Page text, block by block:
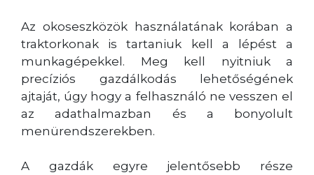
Az okoseszközök használatának korában a
traktorkonak is tartaniuk kell a lépést a
munkagépekkel. Meg kell nyitniuk a
precíziós gazdálkodás lehetőségének
ajtaját, úgy hogy a felhasználó ne vesszen el
az adathalmazban és a bonyolult
menürendszerekben.
A gazdák egyre jelentősebb része